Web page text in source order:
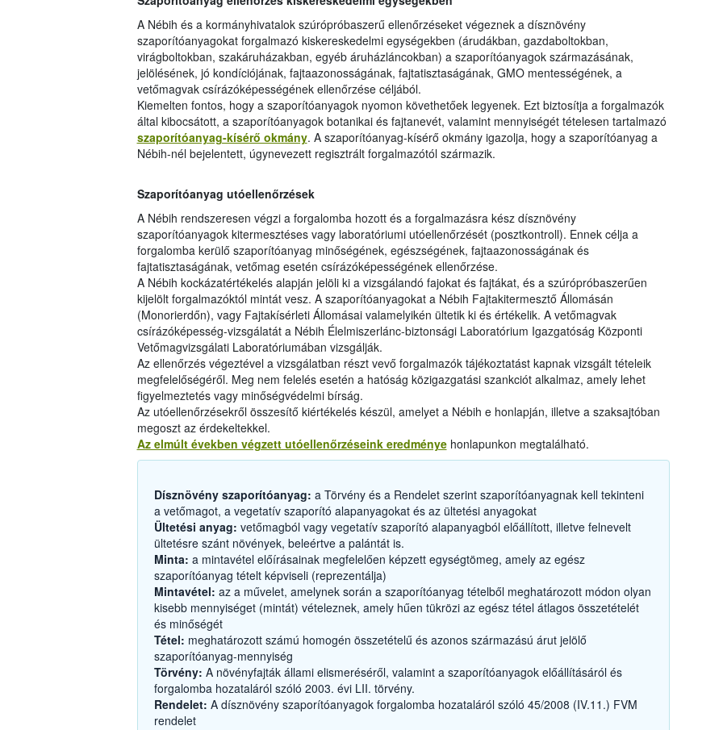
A Nébih és a kormányhivatalok szúrópróbaszerű ellenőrzéseket végeznek a dísznövény
szaporítóanyagokat forgalmazó kiskereskedelmi egységekben (árudákban, gazdaboltokban,
virágboltokban, szakáruházakban, egyéb áruházláncokban) a szaporítóanyagok származásának,
jelölésének, jó kondíciójának, fajtaazonosságának, fajtatisztaságának, GMO mentességének, a
vetőmagvak csírázóképességének ellenőrzése céljából.
Kiemelten fontos, hogy a szaporítóanyagok nyomon követhetőek legyenek. Ezt biztosítja a forgalmazók
által kibocsátott, a szaporítóanyagok botanikai és fajtanevét, valamint mennyiségét tételesen tartalmazó
szaporítóanyag-kísérő okmány. A szaporítóanyag-kísérő okmány igazolja, hogy a szaporítóanyag a
Nébih-nél bejelentett, úgynevezett regisztrált forgalmazótól származik.
Szaporítóanyag utóellenőrzések
A Nébih rendszeresen végzi a forgalomba hozott és a forgalmazásra kész dísznövény
szaporítóanyagok kitermesztéses vagy laboratóriumi utóellenőrzését (posztkontroll). Ennek célja a
forgalomba kerülő szaporítóanyag minőségének, egészségének, fajtaazonosságának és
fajtatisztaságának, vetőmag esetén csírázóképességének ellenőrzése.
A Nébih kockázatértékelés alapján jelöli ki a vizsgálandó fajokat és fajtákat, és a szúrópróbaszerűen
kijelölt forgalmazóktól mintát vesz. A szaporítóanyagokat a Nébih Fajtakitermesztő Állomásán
(Monorierdőn), vagy Fajtakísérleti Állomásai valamelyikén ültetik ki és értékelik. A vetőmagvak
csírázóképesség-vizsgálatát a Nébih Élelmiszerlánc-biztonsági Laboratórium Igazgatóság Központi
Vetőmagvizsgálati Laboratóriumában vizsgálják.
Az ellenőrzés végeztével a vizsgálatban részt vevő forgalmazók tájékoztatást kapnak vizsgált tételeik
megfelelőségéről. Meg nem felelés esetén a hatóság közigazgatási szankciót alkalmaz, amely lehet
figyelmeztetés vagy minőségvédelmi bírság.
Az utóellenőrzésekről összesítő kiértékelés készül, amelyet a Nébih e honlapján, illetve a szaksajtóban
megoszt az érdekeltekkel.
Az elmúlt években végzett utóellenőrzéseink eredményehonlapunkon megtalálható.
Dísznövény szaporítóanyag: a Törvény és a Rendelet szerint szaporítóanyagnak kell tekinteni
a vetőmagot, a vegetatív szaporító alapanyagokat és az ültetési anyagokat
Ültetési anyag: vetőmagból vagy vegetatív szaporító alapanyagból előállított, illetve felnevelt
ültetésre szánt növények, beleértve a palántát is.
Minta: a mintavétel előírásainak megfelelően képzett egységtömeg, amely az egész
szaporítóanyag tételt képviseli (reprezentálja)
Mintavétel: az a művelet, amelynek során a szaporítóanyag tételből meghatározott módon olyan
kisebb mennyiséget (mintát) vételeznek, amely hűen tükrözi az egész tétel átlagos összetételét
és minőségét
Tétel: meghatározott számú homogén összetételű és azonos származású árut jelölő
szaporítóanyag-mennyiség
Törvény: A növényfajták állami elismeréséről, valamint a szaporítóanyagok előállításáról és
forgalomba hozataláról szóló 2003. évi LII. törvény.
Rendelet: A dísznövény szaporítóanyagok forgalomba hozataláról szóló 45/2008 (IV.11.) FVM
rendelet